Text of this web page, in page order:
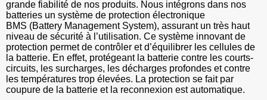
grande fiabilité de nos produits. Nous intégrons dans nos
batteries un système de protection électronique
BMS (Battery Management System), assurant un très haut
niveau de sécurité à l’utilisation. Ce système innovant de
protection permet de contrôler et d’équilibrer les cellules de
la batterie. En effet, protégeant la batterie contre les courts-
circuits, les surcharges, les décharges profondes et contre
les températures trop élevées. La protection se fait par
coupure de la batterie et la reconnexion est automatique.